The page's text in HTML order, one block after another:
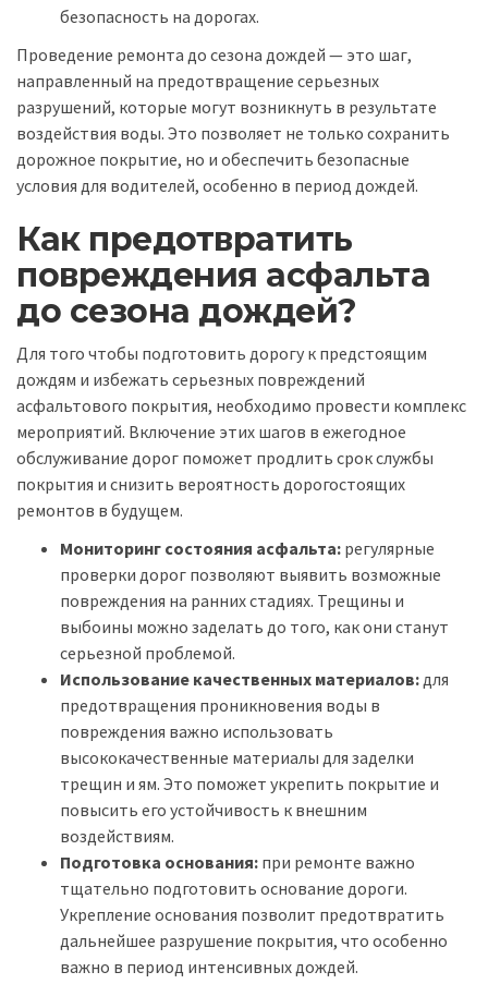
безопасность на дорогах.
Проведение ремонта до сезона дождей — это шаг,
направленный на предотвращение серьезных
разрушений, которые могут возникнуть в результате
воздействия воды. Это позволяет не только сохранить
дорожное покрытие, но и обеспечить безопасные
условия для водителей, особенно в период дождей.
Как предотвратить
повреждения асфальта
до сезона дождей?
Для того чтобы подготовить дорогу к предстоящим
дождям и избежать серьезных повреждений
асфальтового покрытия, необходимо провести комплекс
мероприятий. Включение этих шагов в ежегодное
обслуживание дорог поможет продлить срок службы
покрытия и снизить вероятность дорогостоящих
ремонтов в будущем.
Мониторинг состояния асфальта: регулярные
проверки дорог позволяют выявить возможные
повреждения на ранних стадиях. Трещины и
выбоины можно заделать до того, как они станут
серьезной проблемой.
Использование качественных материалов: для
предотвращения проникновения воды в
повреждения важно использовать
высококачественные материалы для заделки
трещин и ям. Это поможет укрепить покрытие и
повысить его устойчивость к внешним
воздействиям.
Подготовка основания: при ремонте важно
тщательно подготовить основание дороги.
Укрепление основания позволит предотвратить
дальнейшее разрушение покрытия, что особенно
важно в период интенсивных дождей.